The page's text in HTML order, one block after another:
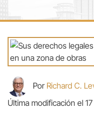
Por Richard C.
Última modificación el